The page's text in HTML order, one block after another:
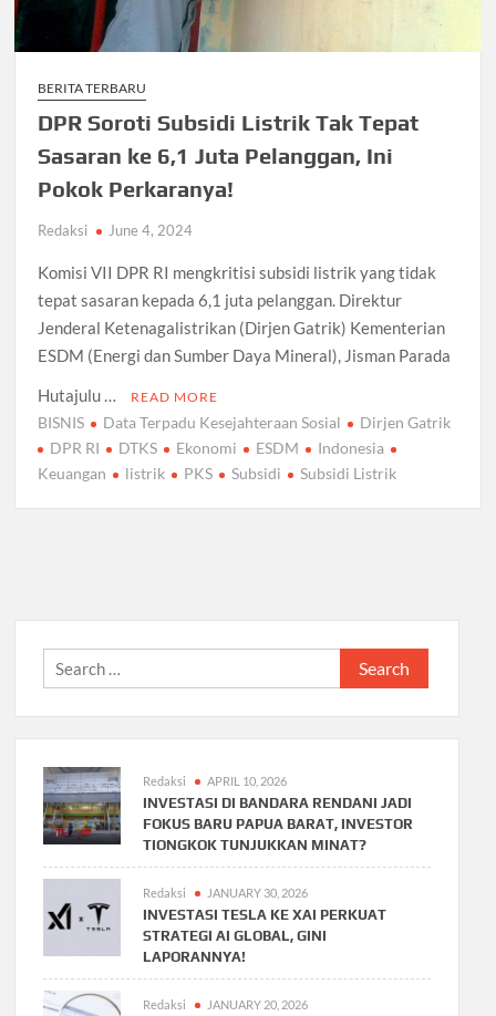
BERITA TERBARU
DPR Soroti Subsidi Listrik Tak Tepat
Sasaran ke 6,1 Juta Pelanggan, Ini
Pokok Perkaranya!
Redaksi June 4, 2024
Komisi VII DPR RI mengkritisi subsidi listrik yang tidak
tepat sasaran kepada 6,1 juta pelanggan. Direktur
Jenderal Ketenagalistrikan (Dirjen Gatrik) Kementerian
ESDM (Energi dan Sumber Daya Mineral), Jisman Parada
Hutajulu …
READ MORE
BISNIS Data Terpadu Kesejahteraan Sosial
Dirjen Gatrik
DPR RI
DTKS Ekonomi ESDM
Indonesia
Keuangan
listrik PKS Subsidi Subsidi Listrik
Search
for:
Redaksi APRIL 10, 2026
INVESTASI DI BANDARA RENDANI JADI
FOKUS BARU PAPUA BARAT, INVESTOR
TIONGKOK TUNJUKKAN MINAT?
Redaksi JANUARY 30, 2026
INVESTASI TESLA KE XAI PERKUAT
STRATEGI AI GLOBAL, GINI
LAPORANNYA!
Redaksi JANUARY 20, 2026